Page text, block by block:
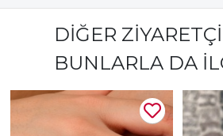
DIĞER
BUNLARLA DA